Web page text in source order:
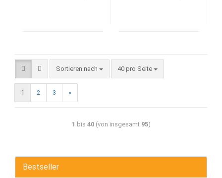
Sortieren nach 40 pro Seite
1 2 3 »
1 bis 40(von insgesamt 95)
Bestseller